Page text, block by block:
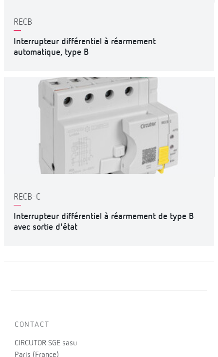
RECB
Interrupteur différentiel à réarmement
automatique, type B
RECB-C
Interrupteur différentiel à réarmement de type B
avec sortie d'état
CONTACT
CIRCUTOR SGE sasu
Paris (France)